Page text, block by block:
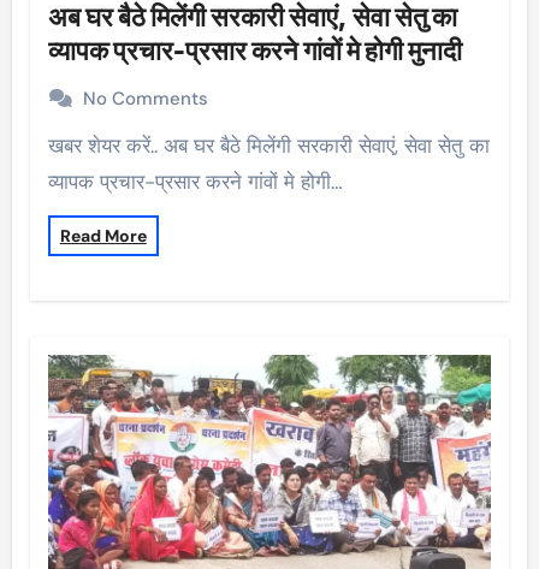
अब घर बैठे मिलेंगी सरकारी सेवाएं, सेवा सेतु का
व्यापक प्रचार-प्रसार करने गांवों मे होगी मुनादी
No Comments
खबर शेयर करें.. अब घर बैठे मिलेंगी सरकारी सेवाएं, सेवा सेतु का
व्यापक प्रचार-प्रसार करने गांवों मे होगी…
Read More